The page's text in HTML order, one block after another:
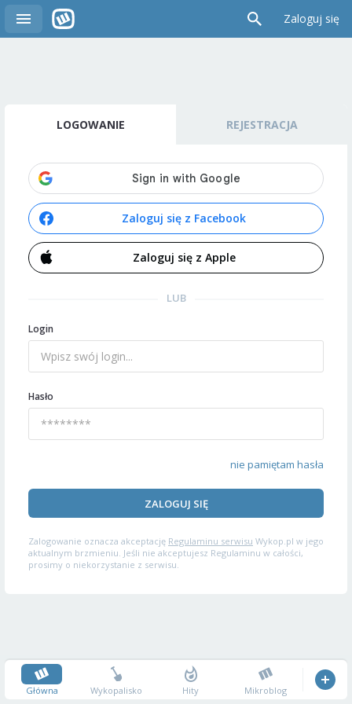
Zaloguj się
LOGOWANIE REJESTRACJA
Zaloguj się z Facebook
Zaloguj się z Apple
LUB
Login
Hasło
nie pamiętam hasła
ZALOGUJ SIĘ
Zalogowanie oznacza akceptację Regulaminu serwisu Wykop.pl w jego
aktualnym brzmieniu. Jeśli nie akceptujesz Regulaminu w całości,
prosimy o niekorzystanie z serwisu.
Główna Wykopalisko Hity Mikroblog